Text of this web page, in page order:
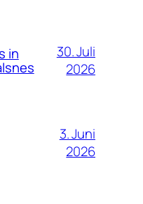
in
30. Juli
2026
3. Juni
2026